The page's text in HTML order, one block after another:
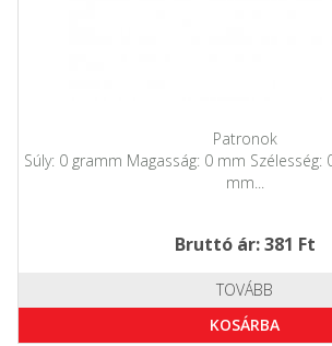
Patronok
Súly: 0 gramm Magasság: 0 mm Szélesség:
mm...
Bruttó ár: 381 Ft
TOVÁBB
KOSÁRBA